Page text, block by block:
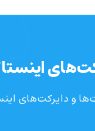
و دایرکت‌های